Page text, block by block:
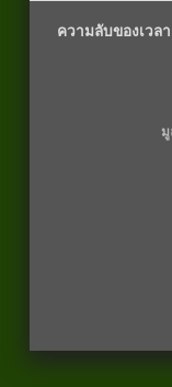
ความลับของเวล